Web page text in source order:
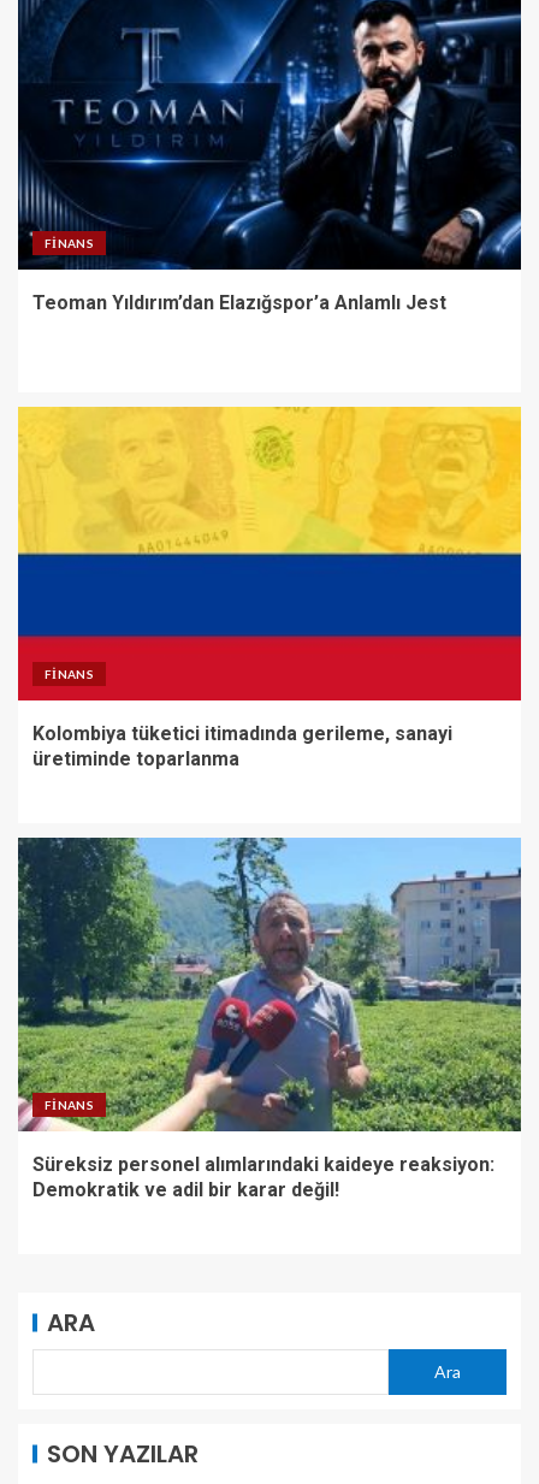
FINANS
Teoman Yıldırım’dan Elazığspor’a Anlamlı Jest
FINANS
Kolombiya tüketici itimadında gerileme, sanayi
üretiminde toparlanma
FINANS
Süreksiz personel alımlarındaki kaideye reaksiyon:
Demokratik ve adil bir karar değil!
ARA
Ara
SON YAZILAR